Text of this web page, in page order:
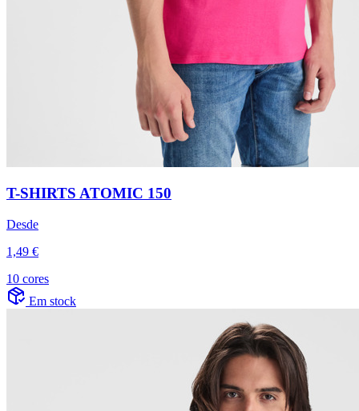
T-SHIRTS ATOMIC 150
Desde
1,49 €
10 cores
Em stock